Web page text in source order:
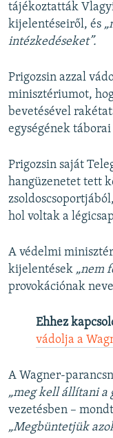
tájékoztatták
kijelentéseiről, és
intézkedéseket”.
Prigozsin azzal
minisztériumot,
bevetésével
egységének
Prigozsin saját
hangüzenetet tett
hol voltak a
A védelmi
kijelentések „nem
provokációnak
Ehhez
vádolja a
A Wagner-
„meg kell állítani a
vezetésben –
„Megbüntetjük